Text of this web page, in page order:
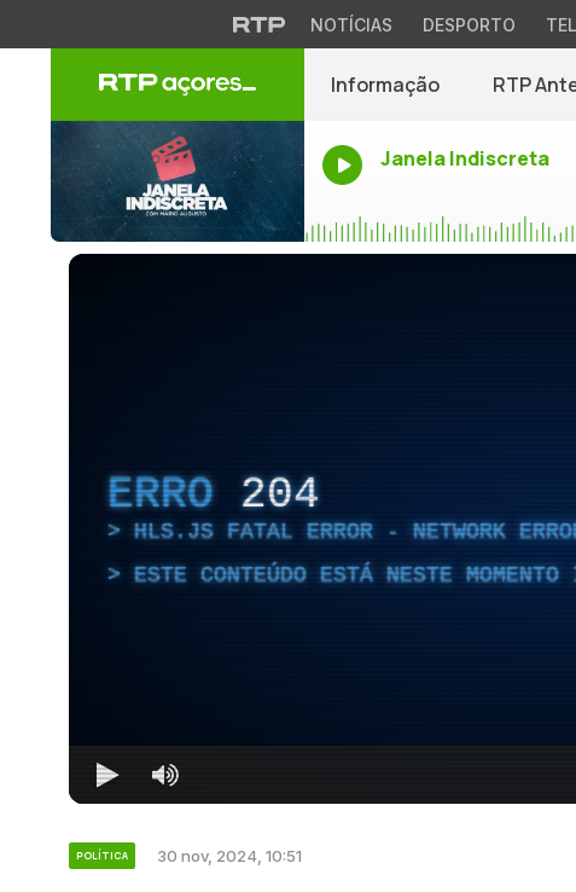
NOTÍCIAS DESPORTO
Informação RTP
Janela Indiscreta
ERRO 204
HLS.JS FATAL ERROR - NETWORK
ESTE CONTEÚDO ESTÁ NESTE
POLÍTICA 30 nov, 2024, 10:51